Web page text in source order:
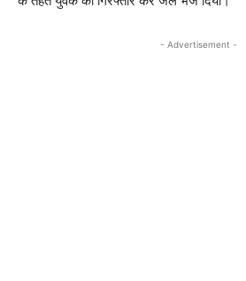
- Advertisement -